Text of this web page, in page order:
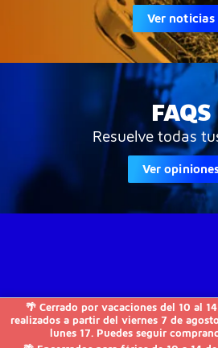
🌴 Cerrado por vacaciones del 10 al
realizados a partir del viernes 7 de
lunes 17. Puedes seguir
Ver noticias
FAQS
Resuelve todas
Ver
JVS-Informática